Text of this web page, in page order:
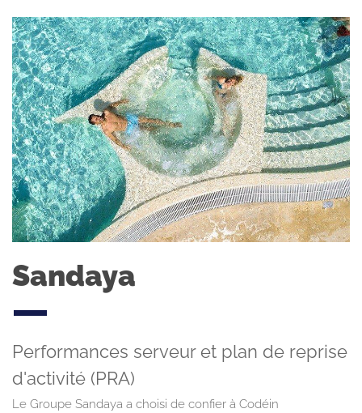
Sandaya
Performances serveur et plan de reprise
d'activité (PRA)
Le Groupe Sandaya a choisi de confier à Codéin